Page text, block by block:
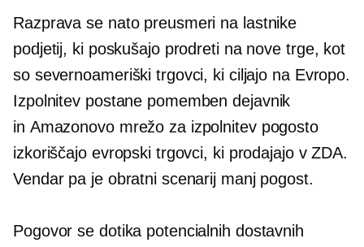
Razprava se nato preusmeri na lastnike
podjetij, ki poskušajo prodreti na nove trge, kot
so severnoameriški trgovci, ki ciljajo na Evropo.
Izpolnitev postane pomemben dejavnik
in Amazonovo mrežo za izpolnitev pogosto
izkoriščajo evropski trgovci, ki prodajajo v ZDA.
Vendar pa je obratni scenarij manj pogost.
Pogovor se dotika potencialnih dostavnih